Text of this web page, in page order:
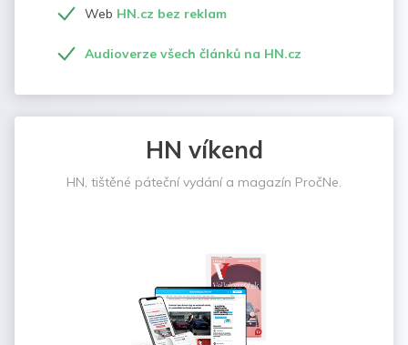
Web HN.cz bez reklam
Audioverze všech článků na HN.cz
HN víkend
HN, tištěné páteční vydání a magazín PročNe.